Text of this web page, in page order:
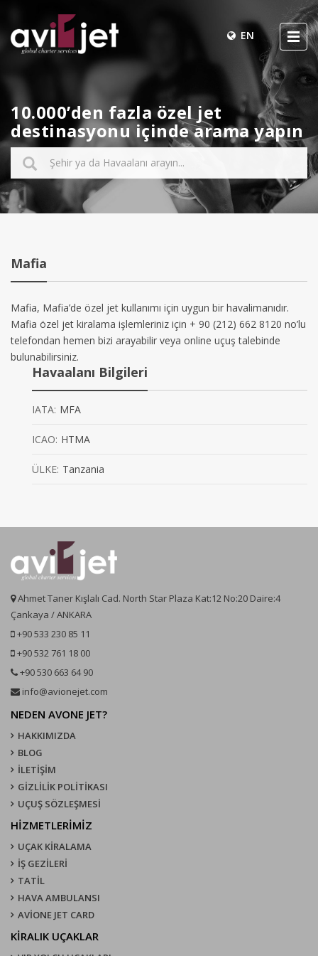
EN
10.000’den fazla özel jet
destinasyonu içinde arama yapın
Mafia
Mafia, Mafia’de özel jet kullanımı için uygun bir havalimanıdır.
Mafia özel jet kiralama işlemleriniz için + 90 (212) 662 8120 no’lu
telefondan hemen bizi arayabilir veya online uçuş talebinde
bulunabilirsiniz.
Havaalanı Bilgileri
IATA: MFA
ICAO: HTMA
ÜLKE: Tanzania
Ahmet Taner Kışlalı Cad. North Star Plaza Kat:12 No:20 Daire:4
Çankaya / ANKARA
+90 533 230 85 11
+90 532 761 18 00
+90 530 663 64 90
info@avionejet.com
NEDEN AVONE JET?
HAKKIMIZDA
BLOG
İLETİŞİM
GİZLİLİK POLİTİKASI
UÇUŞ SÖZLEŞMESI
HİZMETLERİMİZ
UÇAK KIRALAMA
İŞ GEZİLERİ
TATİL
HAVA AMBULANSI
AVİONE JET CARD
KIRALIK UÇAKLAR